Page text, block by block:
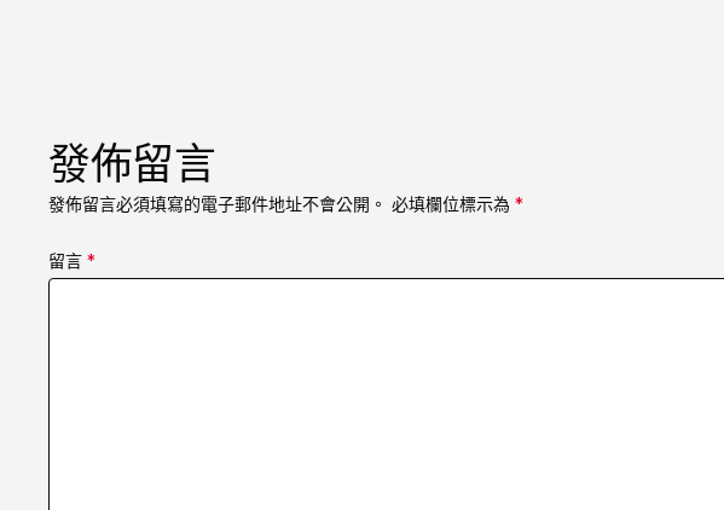
發佈留言
發佈留言必須填寫的電子郵件地址不會公開。 必填欄位標示為 *
留言 *